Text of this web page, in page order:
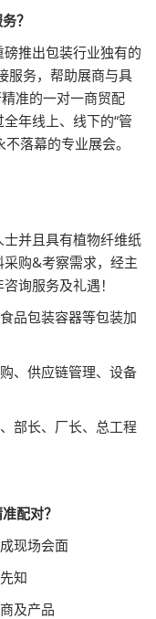
？
推出包装行业独有的
务，帮助展商与具
准的一对一商贸配
年线上、线下的“管
落幕的专业展会。
并且具有植物纤维纸
购&考察需求，经主
询服务及礼遇！
包装容器等包装加
供应链管理、设备
长、厂长、总工程
配对？
现场会面
知
及产品